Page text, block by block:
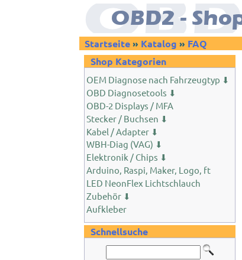
Startseite» Katalog » FAQ
Shop Kategorien
OEM Diagnose nach Fahrzeugtyp ⬇
OBD Diagnosetools ⬇
OBD-2 Displays / MFA
Stecker / Buchsen ⬇
Kabel / Adapter ⬇
WBH-Diag (VAG) ⬇
Elektronik / Chips ⬇
Arduino, Raspi, Maker, Logo, ft
LED NeonFlex Lichtschlauch
Zubehör ⬇
Aufkleber
Schnellsuche